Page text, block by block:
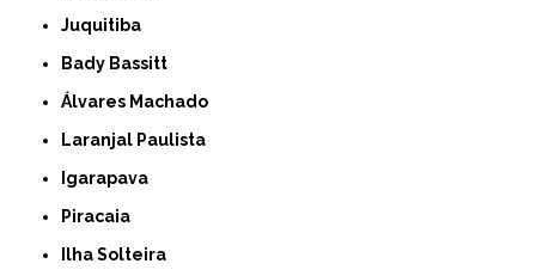
Juquitiba
Bady Bassitt
Álvares Machado
Laranjal Paulista
Igarapava
Piracaia
Ilha Solteira